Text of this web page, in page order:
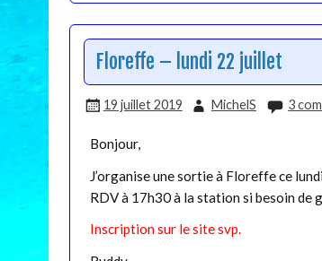
Floreffe – lundi 22 juillet
19 juillet 2019 MichelS 3
Bonjour,
J’organise une sortie à Floreffe ce
RDV à 17h30 à la station si besoin de
Inscription sur le site svp.